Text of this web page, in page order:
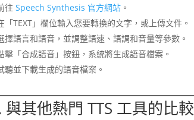
往Speech Synthesis 官方網站 。
「TEXT」欄位輸入您要轉換的文字，或上傳文件。
擇語言和語音，並調整語速、語調和音量等參數。
擊「合成語音」按鈕，系統將生成語音檔案。
聽並下載生成的語音檔案。
與其他熱門 TTS 工具的比較